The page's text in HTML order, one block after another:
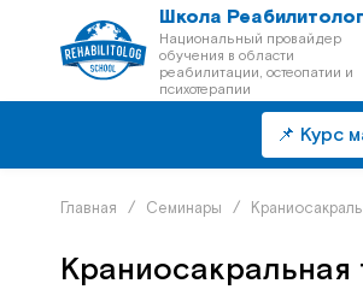
Школа Реабилитолог
Национальный провайдер
обучения в области
реабилитации, остеопатии и
психотерапии
📌 Курс
Главная / Семинары /